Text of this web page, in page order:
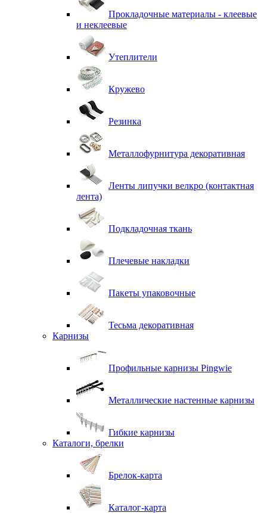
Прокладочные материалы - клеевые
и неклеевые
Утеплители
Кружево
Резинка
Металлофурнитура декоративная
Ленты липучки велкро (контактная
лента)
Подкладочная ткань
Плечевые накладки
Пакеты упаковочные
Тесьма декоративная
Карнизы
Профильные карнизы Pingwie
Металлические настенные карнизы
Гибкие карнизы
Каталоги, брелки
Брелок-карта
Каталог-карта